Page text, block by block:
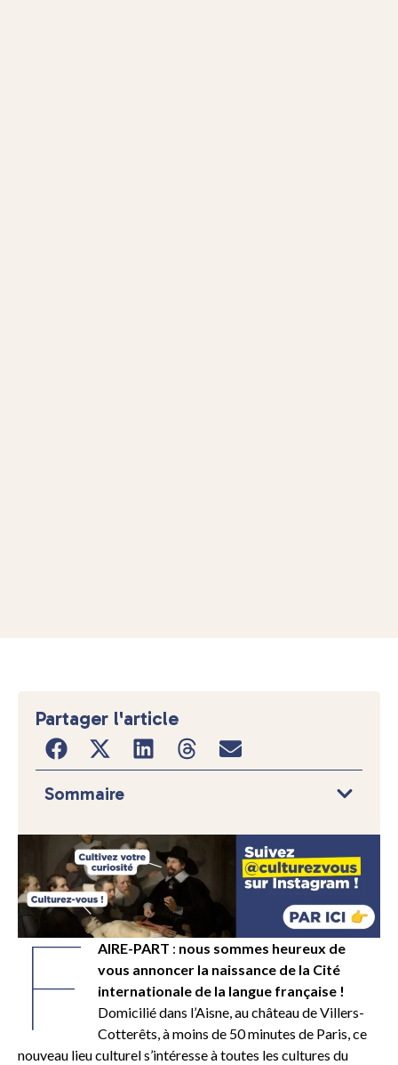
F AIRE-PART : nous sommes heureux de
vous annoncer la naissance de la Cité
internationale de la langue française !
Domicilié dans l’Aisne, au château de Villers-
Cotterêts, à moins de 50 minutes de Paris, ce
nouveau lieu culturel s’intéresse à toutes les cultures du
Partager l'article
Sommaire